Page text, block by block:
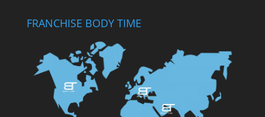
FRANCHISE BODY TIME